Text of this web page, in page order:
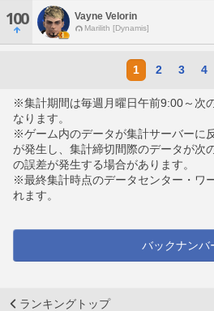
100 Vayne Velorin
Marilith [Dynamis]
1 2 3 4
※集計期間は毎週月曜日午前9:00～次
なります。
※ゲーム内のデータが集計サーバーに
が発生し、集計締切間際のデータが次
の誤差が発生する場合があります。
※最終集計時点のデータセンター・ワ
れます。
バックナンバ
ランキングトップ